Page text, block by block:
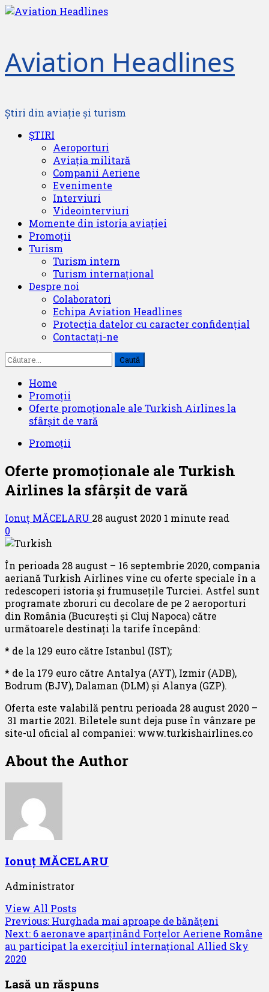
Skip
Aviation Headlines
Știri din aviație și turism
Primary
ȘTIRI
Aeroporturi
Aviația militară
Companii Aeriene
Evenimente
Interviuri
Videointerviuri
Momente din istoria aviației
Promoții
Turism
Turism intern
Turism internațional
Despre noi
Colaboratori
Echipa Aviation Headlines
Protecția datelor cu caracter confidențial
Contactați-ne
Caută
după:
Home
Promoții
Oferte promoționale ale Turkish Airlines la
sfârșit de vară
Promoții
Oferte promoționale ale Turkish
Airlines la sfârșit de vară
Ionuț MĂCELARU 28 august 2020 1 minute read
0
În perioada 28 august – 16 septembrie 2020, compania
aeriană Turkish Airlines vine cu oferte speciale în a
redescoperi istoria și frumusețile Turciei. Astfel sunt
programate zboruri cu decolare de pe 2 aeroporturi
din România (București și Cluj Napoca) către
următoarele destinați la tarife începând:
* de la 129 euro către Istanbul (IST);
* de la 179 euro către Antalya (AYT), Izmir (ADB),
Bodrum (BJV), Dalaman (DLM) și Alanya (GZP).
Oferta este valabilă pentru perioada 28 august 2020 –
31 martie 2021. Biletele sunt deja puse în vânzare pe
site-ul oficial al companiei: www.turkishairlines.co
About the Author
Ionuț MĂCELARU
Administrator
View All Posts
Post
navigation
Previous: Hurghada mai aproape de bănățeni
Next: 6 aeronave aparținând Forțelor Aeriene Române
au participat la exercițiul internațional Allied Sky
2020
Lasă un răspuns